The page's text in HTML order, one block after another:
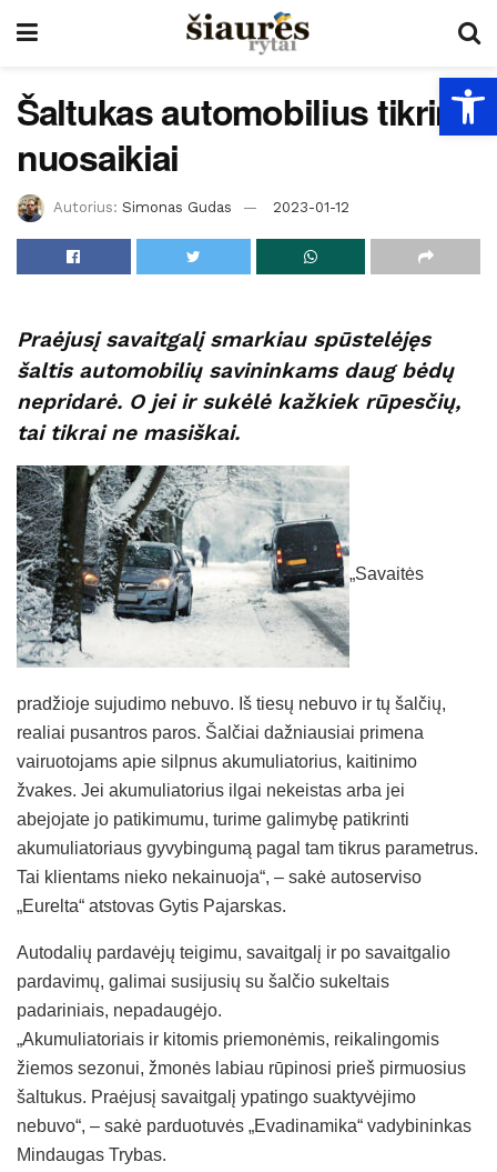
Šaltukas automobilius tikrina
nuosaikiai
Autorius: Simonas Gudas 2023-01-12
Praėjusį savaitgalį smarkiau spūstelėjęs
šaltis automobilių savininkams daug bėdų
nepridarė. O jei ir sukėlė kažkiek rūpesčių,
tai tikrai ne masiškai.
„Savaitės
pradžioje sujudimo nebuvo. Iš tiesų nebuvo ir tų šalčių,
realiai pusantros paros. Šalčiai dažniausiai primena
vairuotojams apie silpnus akumuliatorius, kaitinimo
žvakes. Jei akumuliatorius ilgai nekeistas arba jei
abejojate jo patikimumu, turime galimybę patikrinti
akumuliatoriaus gyvybingumą pagal tam tikrus parametrus.
Tai klientams nieko nekainuoja“, – sakė autoserviso
„Eurelta“ atstovas Gytis Pajarskas.
Autodalių pardavėjų teigimu, savaitgalį ir po savaitgalio
pardavimų, galimai susijusių su šalčio sukeltais
padariniais, nepadaugėjo.
„Akumuliatoriais ir kitomis priemonėmis, reikalingomis
žiemos sezonui, žmonės labiau rūpinosi prieš pirmuosius
šaltukus. Praėjusį savaitgalį ypatingo suaktyvėjimo
nebuvo“, – sakė parduotuvės „Evadinamika“ vadybininkas
Mindaugas Trybas.